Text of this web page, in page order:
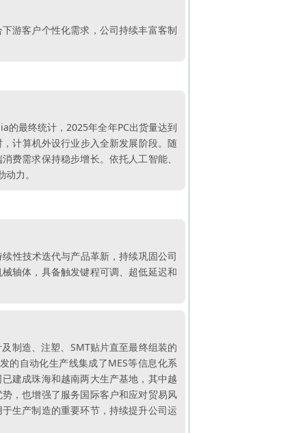
游客户个性化需求，公司持续丰富客制
的最终统计，2025年全年PC出货量达到
计算机外设行业步入全新发展阶段。随
费需求保持稳步增长。依托人工智能、
力。
性技术迭代与产品革新，持续巩固公司
轴体，具备触发键程可调、超低延迟和
制造、注塑、SMT贴片直至最终组装的
的自动化生产线集成了MES等信息化系
建成珠海和越南两大生产基地，其中越
，也增强了服务国际客户和应对贸易风
生产制造的重要环节，持续提升公司运